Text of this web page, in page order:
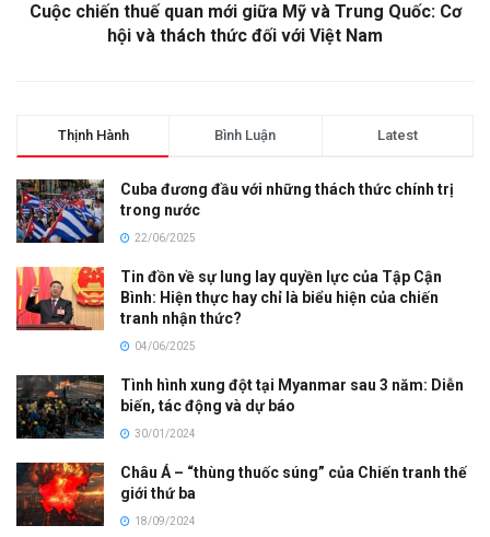
Cuộc chiến thuế quan mới giữa Mỹ và Trung Quốc: Cơ
hội và thách thức đối với Việt Nam
Thịnh Hành Bình Luận Latest
Cuba đương đầu với những thách thức chính trị
trong nước
22/06/2025
Tin đồn về sự lung lay quyền lực của Tập Cận
Bình: Hiện thực hay chỉ là biểu hiện của chiến
tranh nhận thức?
04/06/2025
Tình hình xung đột tại Myanmar sau 3 năm: Diễn
biến, tác động và dự báo
30/01/2024
Châu Á – “thùng thuốc súng” của Chiến tranh thế
giới thứ ba
18/09/2024